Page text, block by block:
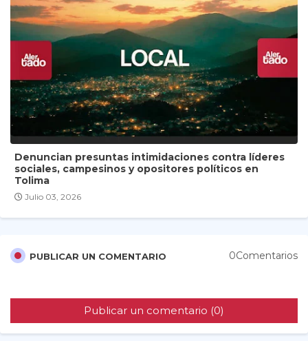
Denuncian presuntas intimidaciones contra líderes
sociales, campesinos y opositores políticos en
Tolima
Julio 03, 2026
PUBLICAR UN COMENTARIO 0Comentarios
Publicar un comentario (0)